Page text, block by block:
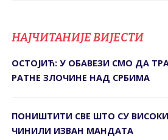
НАЈЧИТАНИЈЕ ВИЈЕСТИ
ОСТОЈИЋ: У ОБАВЕЗИ СМО ДА
РАТНЕ ЗЛОЧИНЕ НАД СРБИМА
ПОНИШТИТИ СВЕ ШТО СУ
ЧИНИЛИ ИЗВАН МАНДАТА